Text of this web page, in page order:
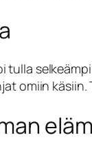
tulla
omiin